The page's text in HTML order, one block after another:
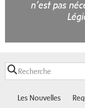
n’est pas
Les Nouvelles